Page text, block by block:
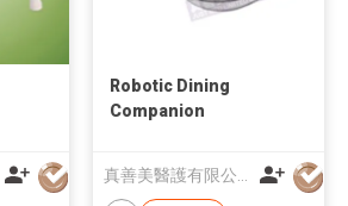
Robotic Dining
Companion
真善美醫護有限公司